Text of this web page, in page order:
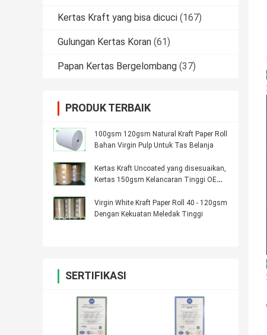
Kertas Kraft yang bisa dicuci (167)
Gulungan Kertas Koran (61)
Papan Kertas Bergelombang (37)
PRODUK TERBAIK
100gsm 120gsm Natural Kraft Paper Roll
Bahan Virgin Pulp Untuk Tas Belanja
Kertas Kraft Uncoated yang disesuaikan,
Kertas 150gsm Kelancaran Tinggi OEM /
Virgin White Kraft Paper Roll 40 - 120gsm
Dengan Kekuatan Meledak Tinggi
SERTIFIKASI